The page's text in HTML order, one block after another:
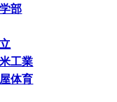
部
工業
体育